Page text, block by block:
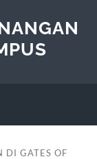
DI GATES OF